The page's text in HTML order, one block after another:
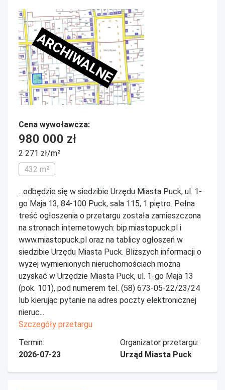
ARCHIWALNE
Cena wywoławcza:
980 000 zł
2 271 zł/m²
432 m²
...odbędzie się w siedzibie Urzędu Miasta Puck, ul. 1-
go Maja 13, 84-100 Puck, sala 115, 1 piętro. Pełna
treść ogłoszenia o przetargu została zamieszczona
na stronach internetowych: bip.miastopuck.pl i
www.miastopuck.pl oraz na tablicy ogłoszeń w
siedzibie Urzędu Miasta Puck. Bliższych informacji o
wyżej wymienionych nieruchomościach można
uzyskać w Urzędzie Miasta Puck, ul. 1-go Maja 13
(pok. 101), pod numerem tel. (58) 673-05-22/23/24
lub kierując pytanie na adres poczty elektronicznej
nieruc...
Szczegóły przetargu
Termin:
2026-07-23
Organizator przetargu:
Urząd Miasta Puck